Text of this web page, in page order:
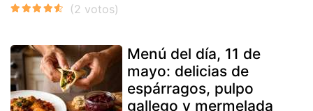
Menú del día, 11 de
mayo: delicias de
espárragos, pulpo
gallego y mermelada